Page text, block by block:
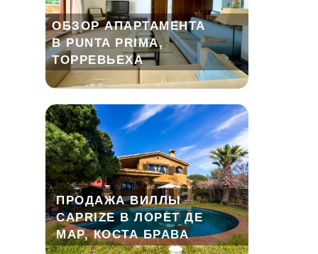
ОБЗОР АПАРТАМЕНТА
В PUNTA PRIMA,
ТОРРЕВЬЕХА
ПРОДАЖА ВИЛЛЫ
CAPRIZE В ЛОРЕТ ДЕ
МАР, КОСТА БРАВА